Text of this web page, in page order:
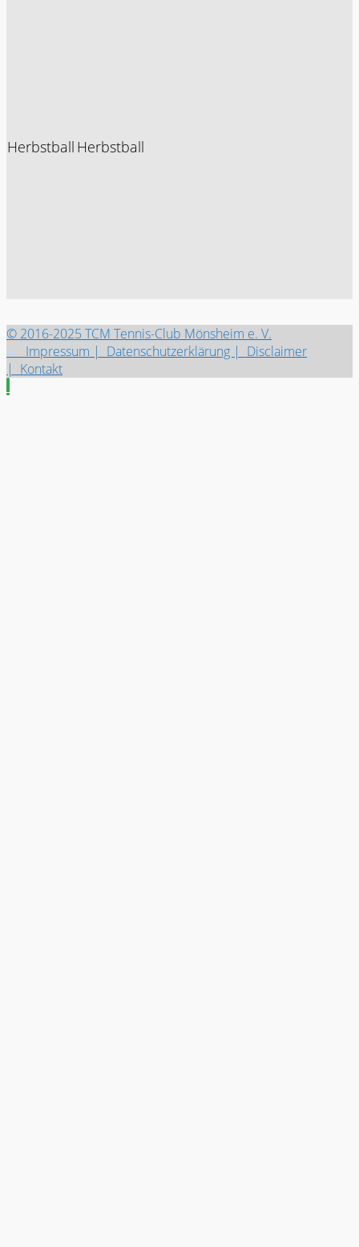
Herbstball Herbstball
© 2016-2025 TCM Tennis-Club Mönsheim e. V.
Impressum | Datenschutzerklärung | Disclaimer
| Kontakt